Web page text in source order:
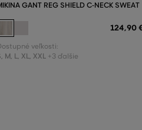
GANT REG SHIELD C-NECK SWEAT
124,90
veľkosti:
, M, L, XL, XXL +3 ďalšie